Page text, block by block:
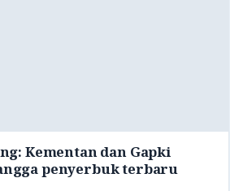
Kementan dan Gapki
penyerbuk terbaru